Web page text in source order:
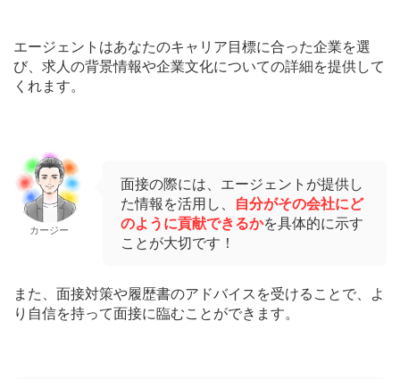
エージェントはあなたのキャリア目標に合った企業を選
び、求人の背景情報や企業文化についての詳細を提供して
くれます。
カージー
面接の際には、エージェントが提供し
た情報を活用し、 自分がその会社にど
のように貢献できるかを具体的に示す
ことが大切です！
また、面接対策や履歴書のアドバイスを受けることで、よ
り自信を持って面接に臨むことができます。